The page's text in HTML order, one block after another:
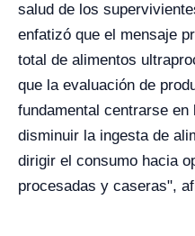
salud de los
enfatizó que el mensaje
total de alimentos
que la evaluación de
fundamental centrarse
disminuir la ingesta de
dirigir el consumo hacia
procesadas y caseras",